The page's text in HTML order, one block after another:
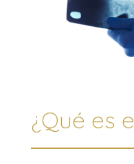
¿Qué es